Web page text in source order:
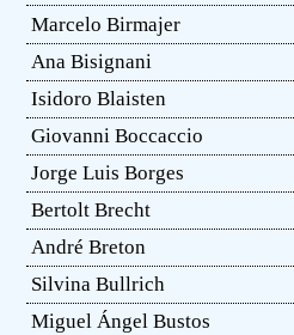
Marcelo Birmajer
Ana Bisignani
Isidoro Blaisten
Giovanni Boccaccio
Jorge Luis Borges
Bertolt Brecht
André Breton
Silvina Bullrich
Miguel Ángel Bustos